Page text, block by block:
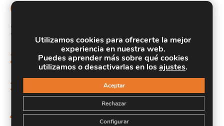
Objetivos
1.
2. Aplicar fundamentos formativos.
3. Comprender alumnado sanitario.
4. Manejar e-learning en salud.
Utilizamos cookies para ofrecerte la mejor
experiencia en nuestra web.
Puedes aprender más sobre qué cookies
utilizamos o desactivarlas en losajustes.
Aceptar
Rechazar
Configurar